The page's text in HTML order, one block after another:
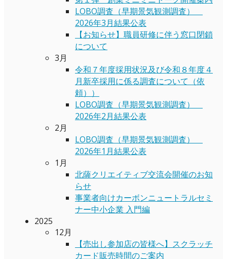
LOBO調査（早期景気観測調査）
2026年3月結果公表
【お知らせ】職員研修に伴う窓口閉鎖
について
3月
令和７年度採用状況及び令和８年度４
月新卒採用に係る調査について（依
頼））
LOBO調査（早期景気観測調査）
2026年2月結果公表
2月
LOBO調査（早期景気観測調査）
2026年1月結果公表
1月
北薩クリエイティブ交流会開催のお知
らせ
事業者向けカーボンニュートラルセミ
ナー中小企業 入門編
2025
12月
【売出し参加店の皆様へ】スクラッチ
カード販売時間のご案内